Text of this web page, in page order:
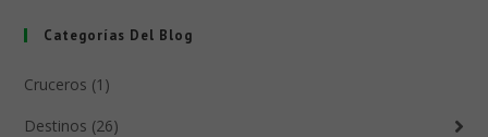
Categorías Del Blog
Cruceros (1)
Destinos (26)